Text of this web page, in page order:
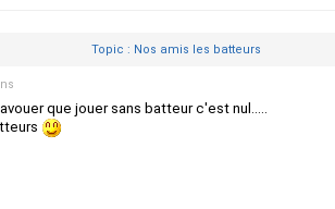
Topic : Nos amis les batteurs
que jouer sans batteur c'est nul.....